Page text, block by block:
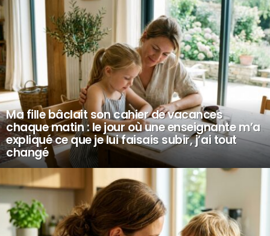
Ma fille bâclait son cahier de vacances
chaque matin : le jour où une enseignante m’a
expliqué ce que je lui faisais subir, j’ai tout
changé